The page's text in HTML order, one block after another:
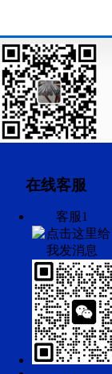
在线客服
客服1